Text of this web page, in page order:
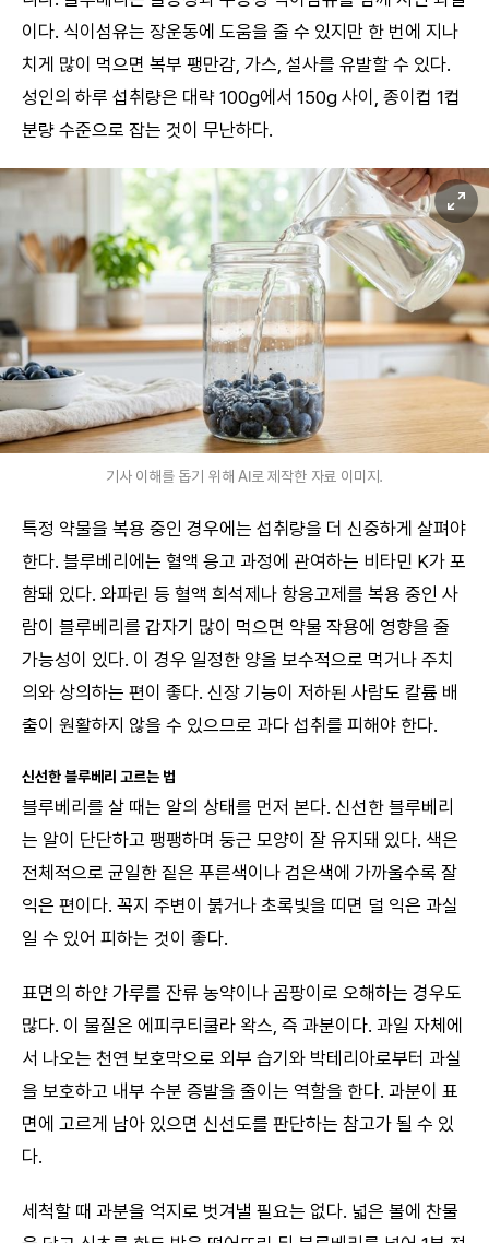
이다. 식이섬유는 장운동에 도움을 줄 수 있지만 한 번에 지나
치게 많이 먹으면 복부 팽만감, 가스, 설사를 유발할 수 있다.
성인의 하루 섭취량은 대략 100g에서 150g 사이, 종이컵 1컵
분량 수준으로 잡는 것이 무난하다.
기사 이해를 돕기 위해 AI로 제작한 자료 이미지.
특정 약물을 복용 중인 경우에는 섭취량을 더 신중하게 살펴야
한다. 블루베리에는 혈액 응고 과정에 관여하는 비타민 K가 포
함돼 있다. 와파린 등 혈액 희석제나 항응고제를 복용 중인 사
람이 블루베리를 갑자기 많이 먹으면 약물 작용에 영향을 줄
가능성이 있다. 이 경우 일정한 양을 보수적으로 먹거나 주치
의와 상의하는 편이 좋다. 신장 기능이 저하된 사람도 칼륨 배
출이 원활하지 않을 수 있으므로 과다 섭취를 피해야 한다.
신선한 블루베리 고르는 법
블루베리를 살 때는 알의 상태를 먼저 본다. 신선한 블루베리
는 알이 단단하고 팽팽하며 둥근 모양이 잘 유지돼 있다. 색은
전체적으로 균일한 짙은 푸른색이나 검은색에 가까울수록 잘
익은 편이다. 꼭지 주변이 붉거나 초록빛을 띠면 덜 익은 과실
일 수 있어 피하는 것이 좋다.
표면의 하얀 가루를 잔류 농약이나 곰팡이로 오해하는 경우도
많다. 이 물질은 에피쿠티쿨라 왁스, 즉 과분이다. 과일 자체에
서 나오는 천연 보호막으로 외부 습기와 박테리아로부터 과실
을 보호하고 내부 수분 증발을 줄이는 역할을 한다. 과분이 표
면에 고르게 남아 있으면 신선도를 판단하는 참고가 될 수 있
다.
세척할 때 과분을 억지로 벗겨낼 필요는 없다. 넓은 볼에 찬물